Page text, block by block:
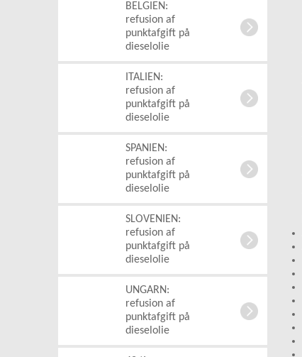
BELGIEN:
refusion af
punktafgift på
dieselolie
ITALIEN:
refusion af
punktafgift på
dieselolie
SPANIEN:
refusion af
punktafgift på
dieselolie
SLOVENIEN:
refusion af
punktafgift på
dieselolie
UNGARN:
refusion af
punktafgift på
dieselolie